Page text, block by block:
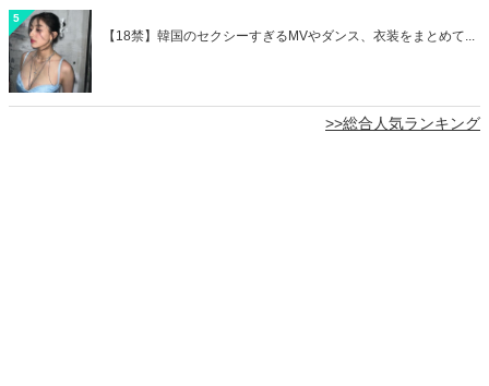
5
【18禁】韓国のセクシーすぎるMVやダンス、衣装をまとめて...
>>総合人気ランキング